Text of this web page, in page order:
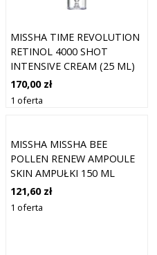
MISSHA TIME REVOLUTION
RETINOL 4000 SHOT
INTENSIVE CREAM (25 ML)
170,00 zł
1 oferta
MISSHA MISSHA BEE
POLLEN RENEW AMPOULE
SKIN AMPUŁKI 150 ML
121,60 zł
1 oferta